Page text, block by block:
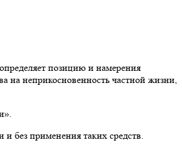
позицию и намерения
на неприкосновенность частной жизни,
без применения таких средств.